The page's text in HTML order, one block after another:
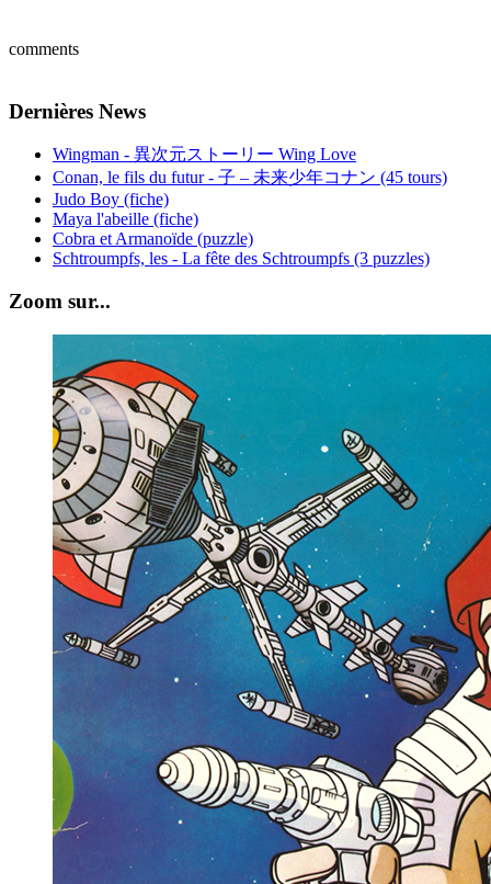
comments
Dernières News
Wingman - 異次元ストーリー Wing Love
Conan, le fils du futur - 子 – 未来少年コナン (45 tours)
Judo Boy (fiche)
Maya l'abeille (fiche)
Cobra et Armanoïde (puzzle)
Schtroumpfs, les - La fête des Schtroumpfs (3 puzzles)
Zoom sur...